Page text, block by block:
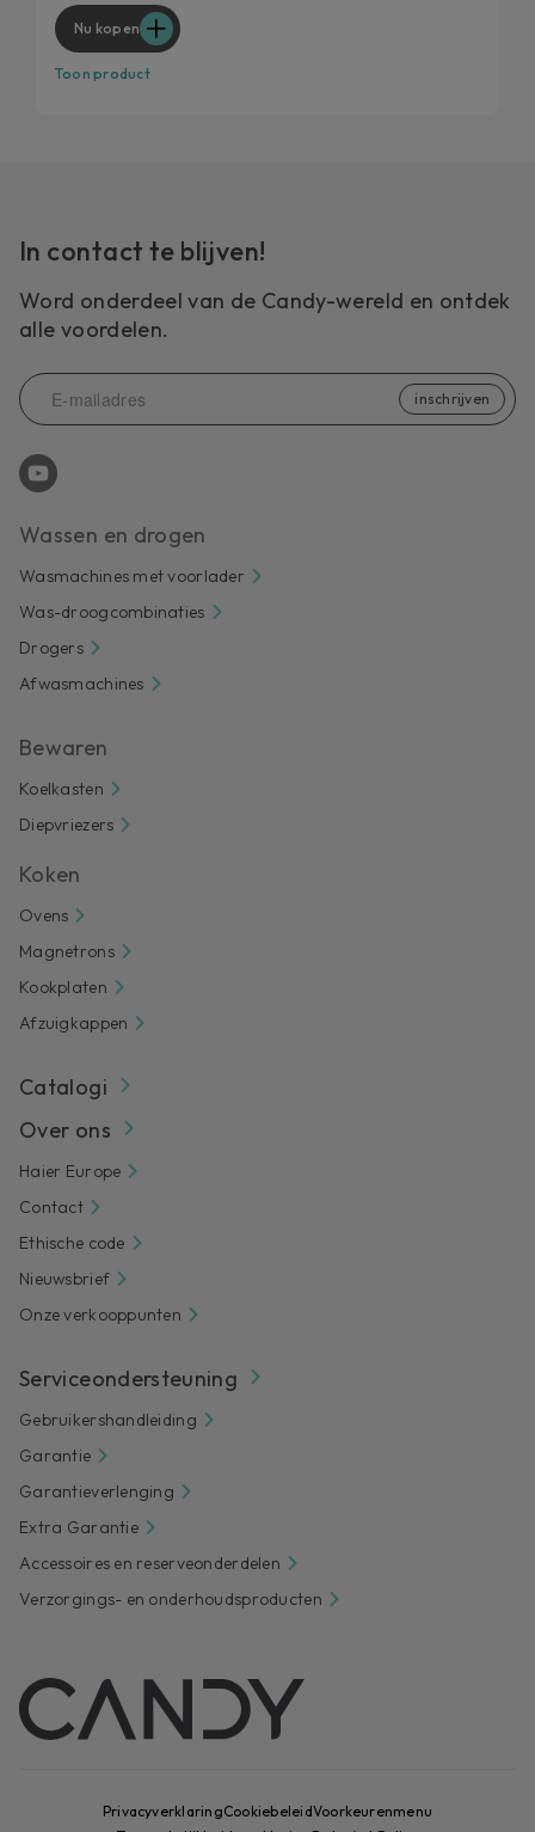
Quick&Clean
Nu kopen
Toon product
In contact te blijven!
Word onderdeel van de Candy-wereld en ontdek
alle voordelen.
inschrijven
Wassen en drogen
Wasmachines met voorlader
Was-droogcombinaties
Drogers
Afwasmachines
Bewaren
Koelkasten
Diepvriezers
Koken
Ovens
Magnetrons
Kookplaten
Afzuigkappen
Catalogi
Over ons
Haier Europe
Contact
Ethische code
Nieuwsbrief
Onze verkooppunten
Serviceondersteuning
Gebruikershandleiding
Garantie
Garantieverlenging
Extra Garantie
Accessoires en reserveonderdelen
Verzorgings- en onderhoudsproducten
PrivacyverklaringCookiebeleidVoorkeurenmenu